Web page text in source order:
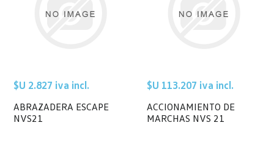
$U 2.827 iva incl.
ABRAZADERA ESCAPE
NVS21
$U 113.207 iva incl.
ACCIONAMIENTO DE
MARCHAS NVS 21